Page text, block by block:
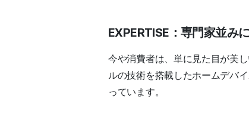
EXPERTISE：専門家並み
今や消費者は、単に見た目が美
ルの技術を搭載したホームデバ
っています。